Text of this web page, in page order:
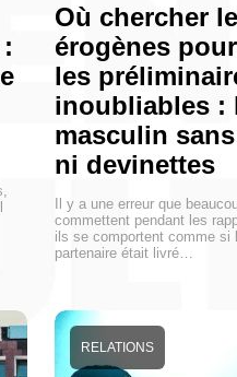
Où chercher
érogènes
les
inoubliables :
masculin
ni devinettes
Il y a une erreur que
commettent pendant les
ils se comportent comme si
partenaire était livré…
RELATIONS